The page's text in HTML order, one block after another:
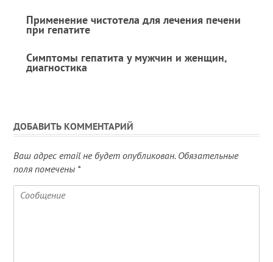
Применение чистотела для лечения печени
при гепатите
Симптомы гепатита у мужчин и женщин,
диагностика
ДОБАВИТЬ КОММЕНТАРИЙ
Ваш адрес email не будет опубликован.Обязательные
поля помечены *